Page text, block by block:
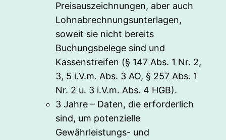
Preisauszeichnungen, aber auch
Lohnabrechnungsunterlagen,
soweit sie nicht bereits
Buchungsbelege sind und
Kassenstreifen (§ 147 Abs. 1 Nr. 2,
3, 5 i.V.m. Abs. 3 AO, § 257 Abs. 1
Nr. 2 u. 3 i.V.m. Abs. 4 HGB).
3 Jahre – Daten, die erforderlich
sind, um potenzielle
Gewährleistungs- und